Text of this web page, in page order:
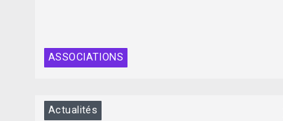
ASSOCIATIONS
Actualités